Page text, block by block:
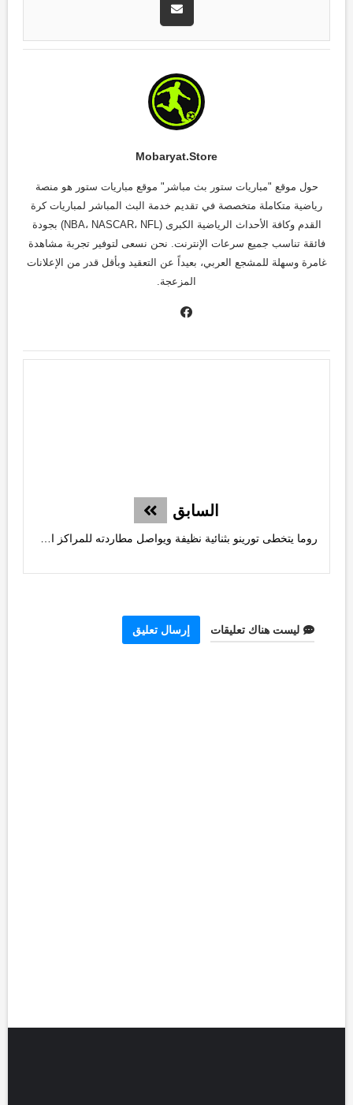
Mobaryat.store
حول موقع "مباريات ستور بث مباشر" موقع مباريات ستور هو منصة
رياضية متكاملة متخصصة في تقديم خدمة البث المباشر لمباريات كرة
القدم وكافة الأحداث الرياضية الكبرى (NBA، NASCAR، NFL) بجودة
فائقة تناسب جميع سرعات الإنترنت. نحن نسعى لتوفير تجربة مشاهدة
غامرة وسهلة للمشجع العربي، بعيداً عن التعقيد وبأقل قدر من الإعلانات
المزعجة.
السابق
روما يتخطى تورينو بثنائية نظيفة ويواصل مطاردته للمراكز الأولى
ليست هناك تعليقات إرسال تعليق